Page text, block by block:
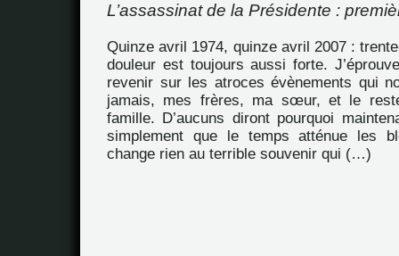
L’assassinat de la Présidente :
Quinze avril 1974, quinze avril 2007 :
douleur est toujours aussi forte.
revenir sur les atroces évènements qui
jamais, mes frères, ma sœur, et le
famille. D’aucuns diront pourquoi
simplement que le temps atténue les
change rien au terrible souvenir qui (…)